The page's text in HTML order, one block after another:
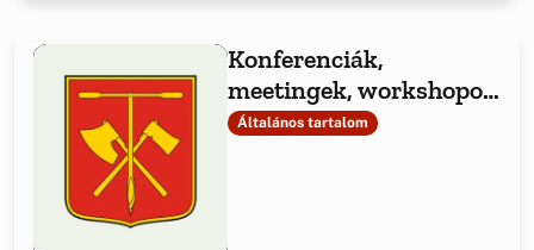
Konferenciák,
meetingek, workshopok
és céges rendezvények -
Általános tartalom